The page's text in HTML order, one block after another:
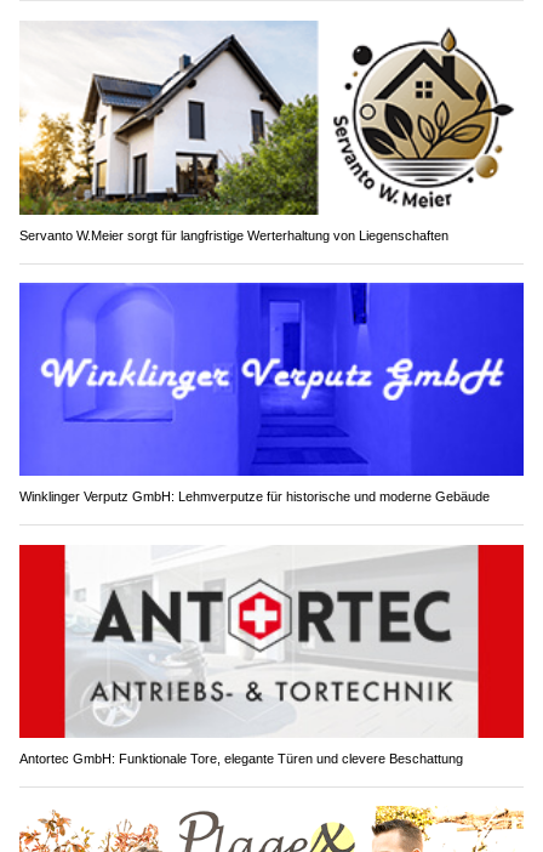
Servanto W.Meier sorgt für langfristige Werterhaltung von Liegenschaften
Winklinger Verputz GmbH: Lehmverputze für historische und moderne Gebäude
Antortec GmbH: Funktionale Tore, elegante Türen und clevere Beschattung